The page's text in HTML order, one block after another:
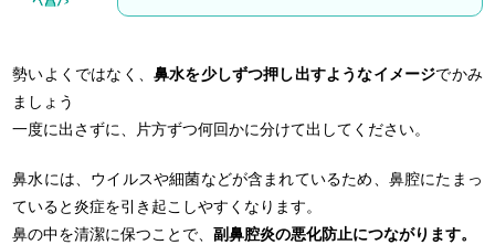
勢いよくではなく、 鼻水を少しずつ押し出すようなイメージでかみ
ましょう
一度に出さずに、片方ずつ何回かに分けて出してください。
鼻水には、ウイルスや細菌などが含まれているため、鼻腔にたまっ
ていると炎症を引き起こしやすくなります。
鼻の中を清潔に保つことで、副鼻腔炎の悪化防止につながります。